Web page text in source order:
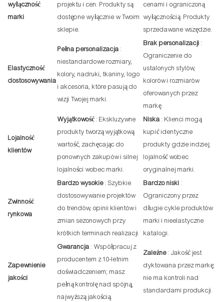
wyłączność
marki
projektu i cen. Produkty są
dostępne wyłącznie w Twoim
sklepie.
cenami i ograniczoną
wyłącznością. Produkty
sprzedawane wszędzie.
Elastyczność
dostosowywania
Pełna personalizacja :
niestandardowe rozmiary,
kolory, nadruki, tkaniny, logo
i akcesoria, które pasują do
wizji Twojej marki.
Brak personalizacji :
Ograniczenie do
ustalonych stylów,
kolorów i rozmiarów
oferowanych przez
markę.
Lojalność
klientów
Wyjątkowość: Ekskluzywne
produkty tworzą wyjątkową
wartość, zachęcając do
ponownych zakupów i silnej
lojalności wobec marki.
Niska : Klienci mogą
kupić identyczne
produkty gdzie indziej;
lojalność wobec
oryginalnej marki.
Zwinność
rynkowa
Bardzo wysokie: Szybkie
dostosowywanie projektów
do trendów, opinii klientów i
zmian sezonowych przy
krótkich terminach realizacji.
Bardzo niski :
Ograniczony przez
długie cykle produktów
marki i nieelastyczne
katalogi.
Zapewnienie
jakości
Gwarancja : Współpracuj z
producentem z 10-letnim
doświadczeniem; masz
pełną kontrolę nad spójną,
najwyższą jakością.
Zależne: Jakość jest
dyktowana przez markę;
nie ma kontroli nad
standardami produkcji.